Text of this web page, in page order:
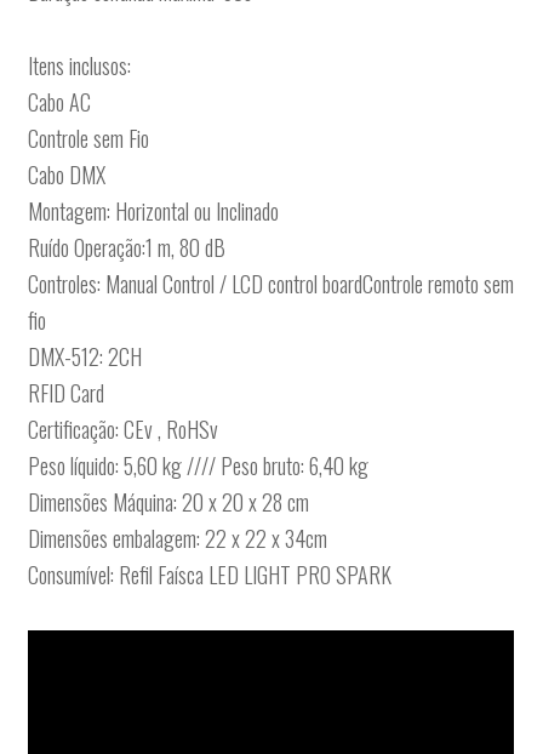
Itens inclusos:
Cabo AC
Controle sem Fio
Cabo DMX
Montagem: Horizontal ou Inclinado
Ruído Operação:1 m, 80 dB
Controles: Manual Control / LCD control boardControle remoto sem
fio
DMX-512: 2CH
RFID Card
Certificação: CEv , RoHSv
Peso líquido: 5,60 kg //// Peso bruto: 6,40 kg
Dimensões Máquina: 20 x 20 x 28 cm
Dimensões embalagem: 22 x 22 x 34cm
Consumível: Refil Faísca LED LIGHT PRO SPARK